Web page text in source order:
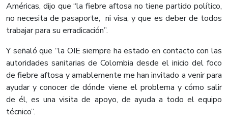
Américas, dijo que “la fiebre aftosa no tiene partido político,
no necesita de pasaporte, ni visa, y que es deber de todos
trabajar para su erradicación”.
Y señaló que “la OIE siempre ha estado en contacto con las
autoridades sanitarias de Colombia desde el inicio del foco
de fiebre aftosa y amablemente me han invitado a venir para
ayudar y conocer de dónde viene el problema y cómo salir
de él, es una visita de apoyo, de ayuda a todo el equipo
técnico”.